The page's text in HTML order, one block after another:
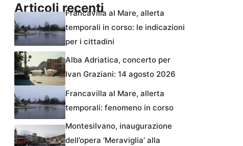
Articoli recentiFrancavilla al Mare, allerta
temporali in corso: le indicazioni
per i cittadini
Alba Adriatica, concerto per
Ivan Graziani: 14 agosto 2026
Francavilla al Mare, allerta
temporali: fenomeno in corso
Montesilvano, inaugurazione
dell’opera ‘Meraviglia’ alla